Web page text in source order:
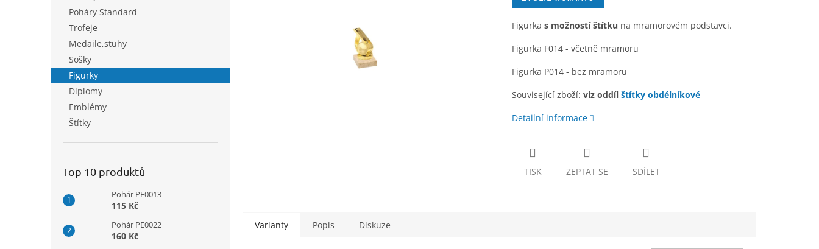
e
l
Poháry Standard
Trofeje
Medaile,stuhy
Sošky
Figurky
Diplomy
Emblémy
Štítky
Top 10 produktů
Pohár PE0013
115 Kč
Pohár PE0022
160 Kč
Figurka s možností štítku na mramorovém podstavci.
Figurka F014 - včetně mramoru
Figurka P014 - bez mramoru
Související zboží: viz oddíl štítky obdélníkové
Detailní informace
TISK ZEPTAT SE SDÍLET
Varianty Popis Diskuze